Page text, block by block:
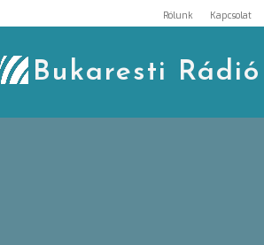
to
content
Rólunk Kapcsolat
Bukaresti Rádió